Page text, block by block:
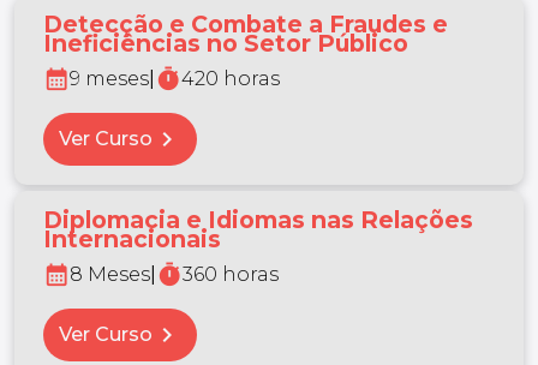
Detecção e Combate a Fraudes e
Ineficiências no Setor Público
calendar_month9 meses timer420 horas
Ver Curso chevron_right
Diplomacia e Idiomas nas Relações
Internacionais
calendar_month8 Meses timer360 horas
Ver Curso chevron_right